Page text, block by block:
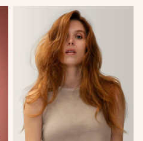
Il n'en reste plus qu'un!